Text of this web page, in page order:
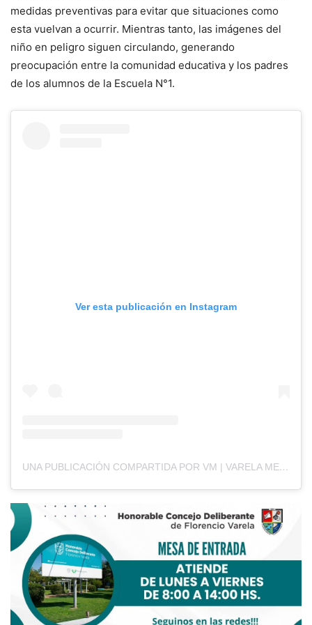
medidas preventivas para evitar que situaciones como
esta vuelvan a ocurrir. Mientras tanto, las imágenes del
niño en peligro siguen circulando, generando
preocupación entre la comunidad educativa y los padres
de los alumnos de la Escuela N°1.
Ver esta publicación en Instagram
UNA PUBLICACIÓN COMPARTIDA POR VM | VARELA MEDIOS (@VARELAMEDIOS)